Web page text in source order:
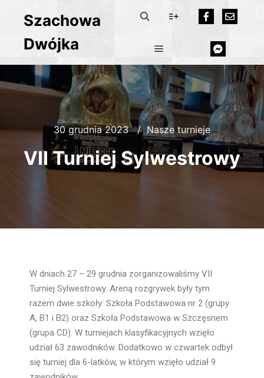
Szachowa
Dwójka
30 grudnia 2023 Nasze turnieje
VII Turniej Sylwestrowy
W dniach 27 – 29 grudnia zorganizowaliśmy VII
Turniej Sylwestrowy. Areną rozgrywek były tym
razem dwie szkoły: Szkoła Podstawowa nr 2 (grupy
A, B1 i B2) oraz Szkoła Podstawowa w Szczęsnem
(grupa CD). W turniejach klasyfikacyjnych wzięło
udział 63 zawodników. Dodatkowo w czwartek odbył
się turniej dla 6-latków, w którym wzięło udział 9